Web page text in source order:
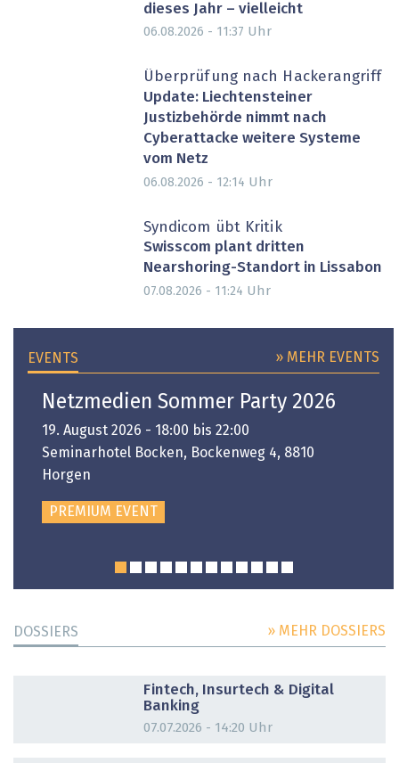
dieses Jahr – vielleicht
06.08.2026 - 11:37 Uhr
Überprüfung nach Hackerangriff
Update: Liechtensteiner
Justizbehörde nimmt nach
Cyberattacke weitere Systeme
vom Netz
06.08.2026 - 12:14 Uhr
Syndicom übt Kritik
Swisscom plant dritten
Nearshoring-Standort in Lissabon
07.08.2026 - 11:24 Uhr
EVENTS » MEHR EVENTS
Netzmedien Sommer Party 2026
19. August 2026 - 18:00 bis 22:00
Seminarhotel Bocken, Bockenweg 4, 8810
Horgen
PREMIUM EVENT
DOSSIERS » MEHR DOSSIERS
Fintech, Insurtech & Digital
Banking
07.07.2026 - 14:20 Uhr